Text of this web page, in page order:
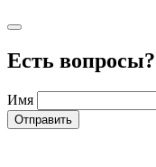
Есть
Имя